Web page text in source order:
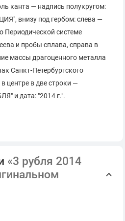
канта — надпись полукругом:
внизу под гербом: слева —
Периодической системе
и пробы сплава, справа в
массы драгоценного металла
Санкт-Петербургского
центре в две строки —
и дата: "2014 г.".
монета.
Банка России.
могут отличаться от
«3 рубля 2014